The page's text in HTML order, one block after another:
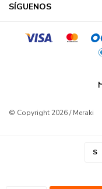
S
SÍGUENOS
© Copyright 2026 / Meraki